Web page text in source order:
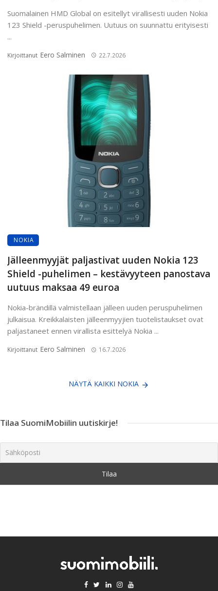
Suomalainen HMD Global on esitellyt virallisesti uuden Nokia
123 Shield -peruspuhelimen. Uutuus on suunnattu erityisesti
...
Kirjoittanut Eero Salminen 22.7.2026
NOKIA
Jälleenmyyjät paljastivat uuden Nokia 123
Shield -puhelimen – kestävyyteen panostava
uutuus maksaa 49 euroa
Nokia-brändillä valmistellaan jälleen uuden peruspuhelimen
julkaisua. Kreikkalaisten jälleenmyyjien tuotelistaukset ovat
paljastaneet ennen virallista esittelyä Nokia ...
Kirjoittanut Eero Salminen 16.7.2026
NÄYTÄ KAIKKI NOKIA
Tilaa SuomiMobiilin uutiskirje!